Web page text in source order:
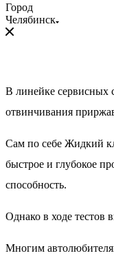
Город
Челябинск
В линейке сервисных
отвинчивания
Сам по себе Жидкий
быстрое и глубокое
способность.
Однако в ходе тестов
Многим